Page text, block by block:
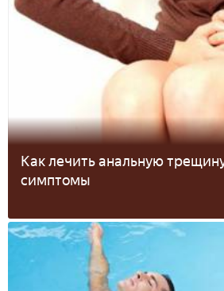
Как лечить анальную
симптомы